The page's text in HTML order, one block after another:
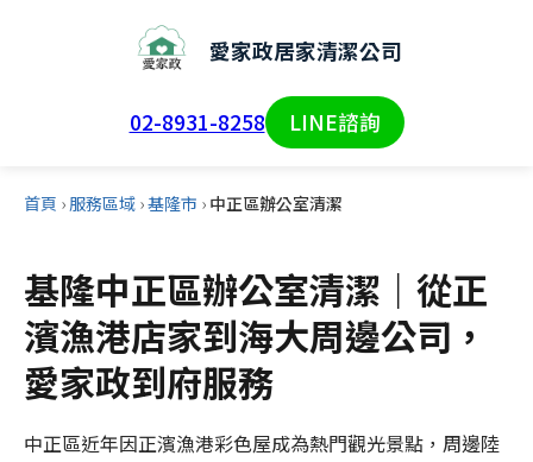
愛家政居家清潔公司
02-8931-8258 LINE諮詢
首頁 › 服務區域 ›基隆市 › 中正區辦公室清潔
基隆中正區辦公室清潔｜從正
濱漁港店家到海大周邊公司，
愛家政到府服務
中正區近年因正濱漁港彩色屋成為熱門觀光景點，周邊陸